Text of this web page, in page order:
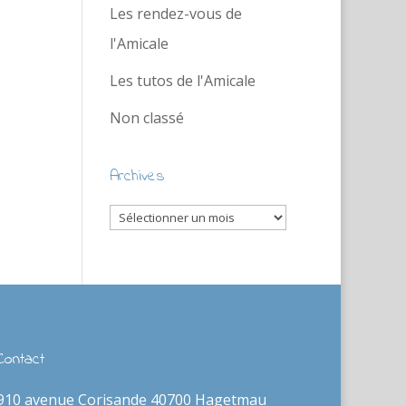
Les rendez-vous de
l'Amicale
Les tutos de l'Amicale
Non classé
Archives
Archives
avenue Corisande 40700 Hagetmau